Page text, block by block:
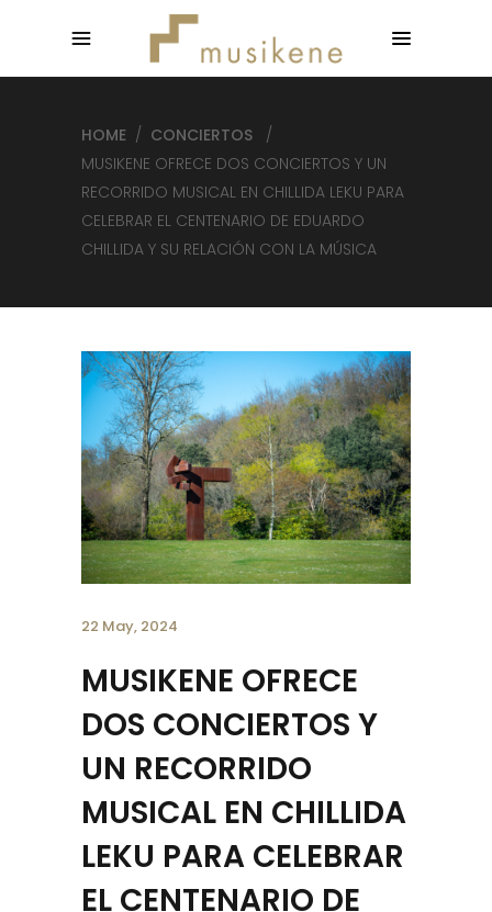
HOME / CONCIERTOS
/
MUSIKENE OFRECE DOS CONCIERTOS Y UN
RECORRIDO MUSICAL EN CHILLIDA LEKU PARA
CELEBRAR EL CENTENARIO DE EDUARDO
CHILLIDA Y SU RELACIÓN CON LA MÚSICA
22 May, 2024
MUSIKENE OFRECE
DOS CONCIERTOS Y
UN RECORRIDO
MUSICAL EN CHILLIDA
LEKU PARA CELEBRAR
EL CENTENARIO DE